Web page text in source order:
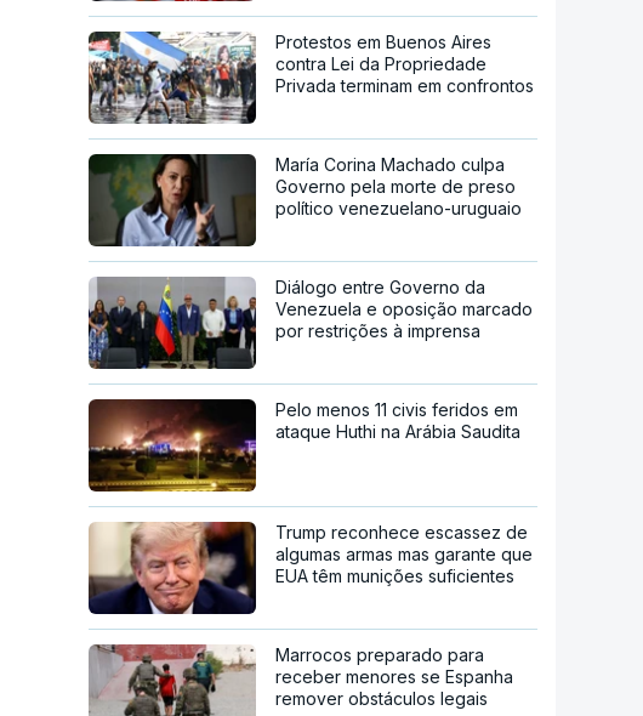
Protestos em Buenos Aires
contra Lei da Propriedade
Privada terminam em confrontos
María Corina Machado culpa
Governo pela morte de preso
político venezuelano-uruguaio
Diálogo entre Governo da
Venezuela e oposição marcado
por restrições à imprensa
Pelo menos 11 civis feridos em
ataque Huthi na Arábia Saudita
Trump reconhece escassez de
algumas armas mas garante que
EUA têm munições suficientes
Marrocos preparado para
receber menores se Espanha
remover obstáculos legais